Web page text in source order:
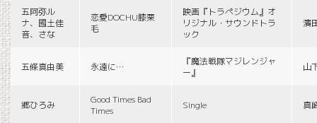
五阿弥ル
ナ、國土佳
音、さな
恋愛DOCHU膝栗
毛
映画『トラペジウム』オ
リジナル・サウンドトラ
ック
濱
五條真由美 永遠に…
『魔法戦隊マジレンジャ
ー』
山
郷ひろみ
Good Times Bad
Times
Single 真